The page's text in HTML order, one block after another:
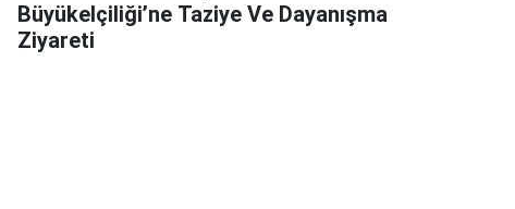
Büyükelçiliği’ne Taziye Ve Dayanışma
Ziyareti